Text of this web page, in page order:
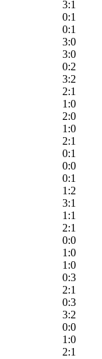
3:1
0:1
0:1
3:0
3:0
0:2
3:2
2:1
1:0
2:0
1:0
2:1
0:1
0:0
0:1
1:2
3:1
1:1
2:1
0:0
1:0
1:0
0:3
2:1
0:3
3:2
0:0
1:0
2:1